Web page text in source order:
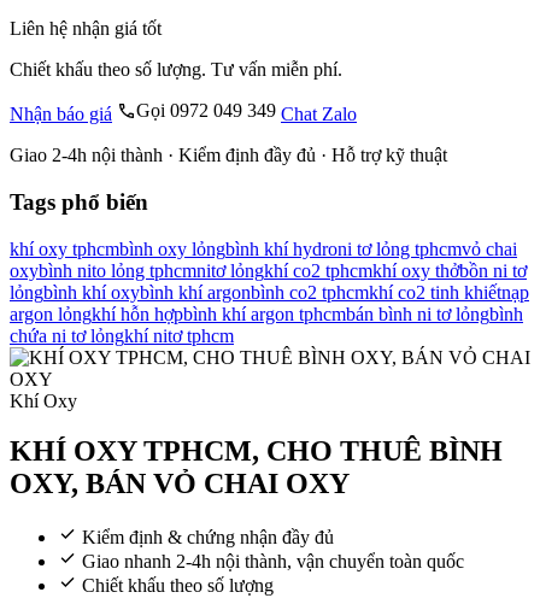
Liên hệ nhận giá tốt
Chiết khấu theo số lượng. Tư vấn miễn phí.
Nhận báo giá Gọi 0972 049 349 Chat Zalo
Giao 2-4h nội thành · Kiểm định đầy đủ · Hỗ trợ kỹ thuật
Tags phổ biến
khí oxy tphcmbình oxy lỏngbình khí hydroni tơ lỏng tphcmvỏ chai
oxybình nito lỏng tphcmnitơ lỏngkhí co2 tphcmkhí oxy thởbồn ni tơ
lỏngbình khí oxybình khí argonbình co2 tphcmkhí co2 tinh khiếtnạp
argon lỏngkhí hỗn hợpbình khí argon tphcmbán bình ni tơ lỏngbình
chứa ni tơ lỏngkhí nitơ tphcm
Khí Oxy
KHÍ OXY TPHCM, CHO THUÊ BÌNH
OXY, BÁN VỎ CHAI OXY
Kiểm định & chứng nhận đầy đủ
Giao nhanh 2-4h nội thành, vận chuyển toàn quốc
Chiết khấu theo số lượng